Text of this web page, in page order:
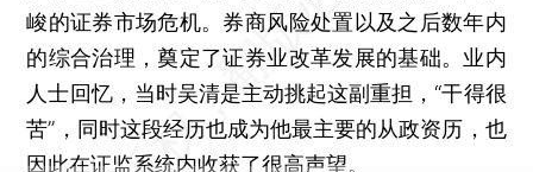
峻的证券市场危机。券商风险处置以及之后数年内
的综合治理，奠定了证券业改革发展的基础。业内
人士回忆，当时吴清是主动挑起这副重担，“干得很
苦”，同时这段经历也成为他最主要的从政资历，也
因此在证监系统内收获了很高声望。